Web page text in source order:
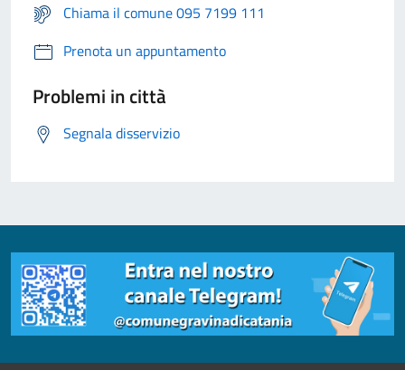
Chiama il comune 095 7199 111
Prenota un appuntamento
Problemi in città
Segnala disservizio